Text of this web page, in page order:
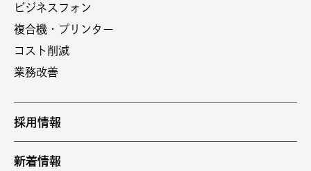
ビジネスフォン
複合機・プリンター
コスト削減
業務改善
採用情報
新着情報